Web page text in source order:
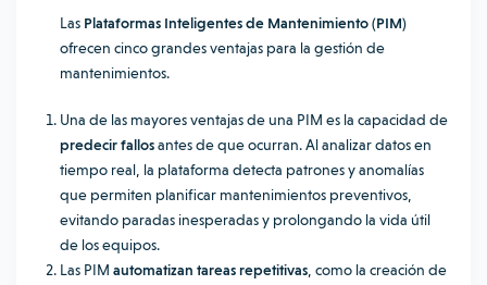
Las Plataformas Inteligentes de Mantenimiento (PIM)
ofrecen cinco grandes ventajas para la gestión de
mantenimientos.
Una de las mayores ventajas de una PIM es la capacidad de
predecir fallosantes de que ocurran. Al analizar datos en
tiempo real, la plataforma detecta patrones y anomalías
que permiten planificar mantenimientos preventivos,
evitando paradas inesperadas y prolongando la vida útil
de los equipos.
Las PIM automatizan tareas repetitivas , como la creación de